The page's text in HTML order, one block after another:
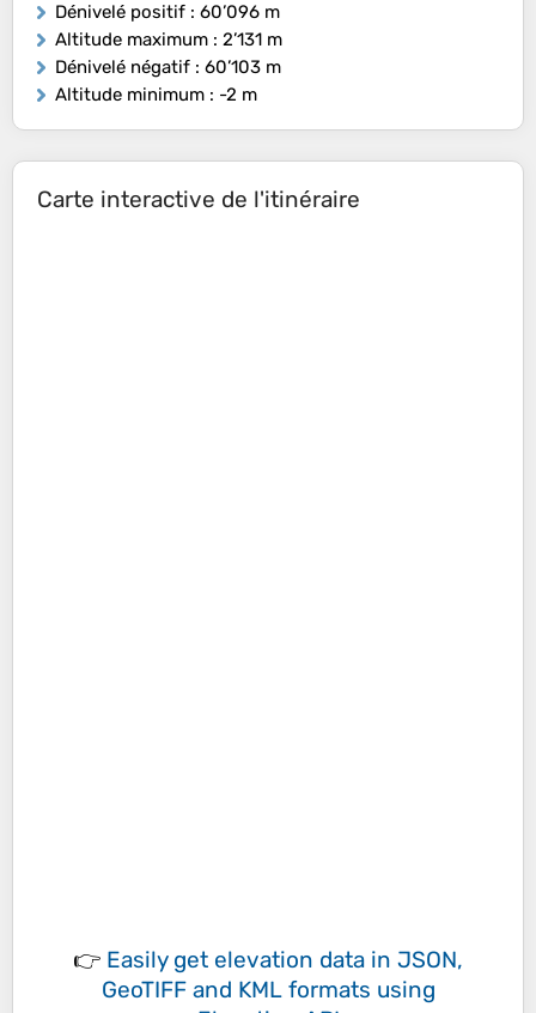
Dénivelé positif : 60’096 m
Altitude maximum : 2’131 m
Dénivelé négatif : 60’103 m
Altitude minimum : -2 m
Carte interactive de l'itinéraire
👉 Easily get elevation data in JSON,
GeoTIFF and KML formats using